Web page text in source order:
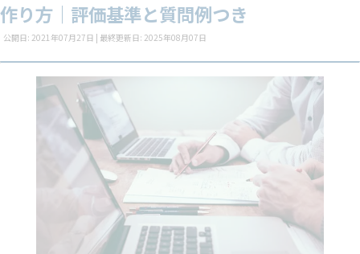
作り方｜評価基準と質問例つき
公開日: 2021年07月27日 | 最終更新日: 2025年08月07日